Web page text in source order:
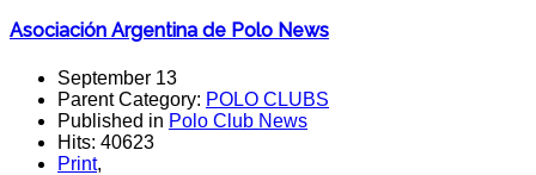
Asociación Argentina de Polo News
September 13
Parent Category: POLO CLUBS
Published in Polo Club News
Hits: 40623
Print,